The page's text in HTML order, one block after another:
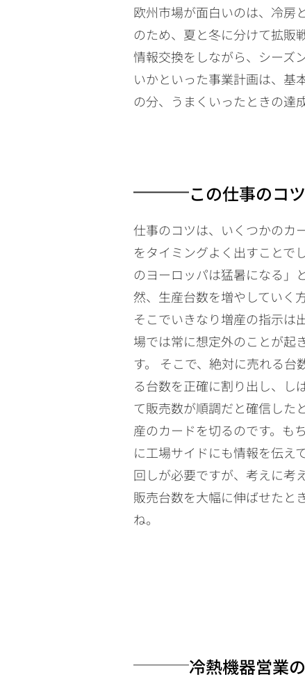
欧州市場が面白いのは、冷房
のため、夏と冬に分けて拡販
情報交換をしながら、シーズ
いかといった事業計画は、基
の分、うまくいったときの達
この仕事のコ
仕事のコツは、いくつかのカ
をタイミングよく出すことで
のヨーロッパは猛暑になる」
然、生産台数を増やしていく
そこでいきなり増産の指示は
場では常に想定外のことが起
す。 そこで、絶対に売れる台
る台数を正確に割り出し、し
て販売数が順調だと確信した
産のカードを切るのです。も
に工場サイドにも情報を伝え
回しが必要ですが、考えに考
販売台数を大幅に伸ばせたと
ね。
冷熱機器営業